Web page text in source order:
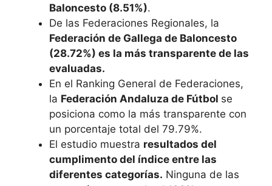
Baloncesto (8.51%).
De las Federaciones Regionales, la
Federación de Gallega de Baloncesto
(28.72%) es la más transparente de las
evaluadas.
En el Ranking General de Federaciones,
la Federación Andaluza de Fútbol se
posiciona como la más transparente con
un porcentaje total del 79.79%.
El estudio muestra resultados del
cumplimento del índice entre las
diferentes categorías. Ninguna de las